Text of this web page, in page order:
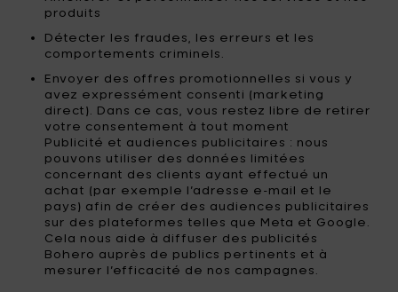
produits
Détecter les fraudes, les erreurs et les
comportements criminels.
Envoyer des offres promotionnelles si vous y
avez expressément consenti (marketing
direct). Dans ce cas, vous restez libre de retirer
votre consentement à tout moment
Publicité et audiences publicitaires : nous
pouvons utiliser des données limitées
concernant des clients ayant effectué un
achat (par exemple l’adresse e-mail et le
pays) afin de créer des audiences publicitaires
sur des plateformes telles que Meta et Google.
Cela nous aide à diffuser des publicités
Bohero auprès de publics pertinents et à
mesurer l’efficacité de nos campagnes.